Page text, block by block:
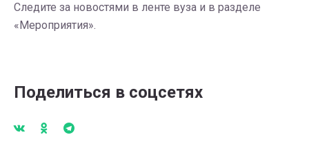
Следите за новостями в ленте вуза и в разделе
«Мероприятия».
Поделиться в соцсетях